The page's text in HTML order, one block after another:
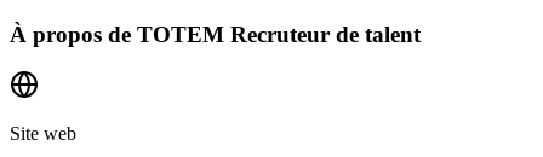
À propos de TOTEM Recruteur de talent
Site web